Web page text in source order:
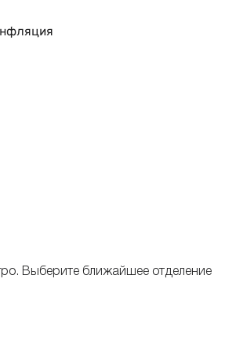
Выберите ближайшее отделение